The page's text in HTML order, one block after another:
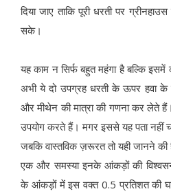
दिया जाए ताकि पूरी धरती पर
सके।
यह काम न सिर्फ बहुत महंगा है बल्कि
अभी ये दो उपग्रह धरती के ऊपर हवा
और मीथेन की मात्रा की गणना कर लेते
उपयोग करते हैं। मगर इससे यह पता नहीं
जबकि वास्तविक ज़रूरत तो यही जानने की
एक और समस्या इनके आंकड़ों की
के आंकड़ों में इस वक्त 0.5 प्रतिशत की